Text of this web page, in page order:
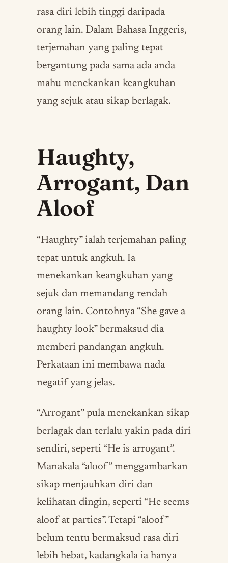
rasa diri lebih tinggi daripada
orang lain. Dalam Bahasa Inggeris,
terjemahan yang paling tepat
bergantung pada sama ada anda
mahu menekankan keangkuhan
yang sejuk atau sikap berlagak.
Haughty,
Arrogant, Dan
Aloof
“Haughty” ialah terjemahan paling
tepat untuk angkuh. Ia
menekankan keangkuhan yang
sejuk dan memandang rendah
orang lain. Contohnya “She gave a
haughty look” bermaksud dia
memberi pandangan angkuh.
Perkataan ini membawa nada
negatif yang jelas.
“Arrogant” pula menekankan sikap
berlagak dan terlalu yakin pada diri
sendiri, seperti “He is arrogant”.
Manakala “aloof” menggambarkan
sikap menjauhkan diri dan
kelihatan dingin, seperti “He seems
aloof at parties”. Tetapi “aloof”
belum tentu bermaksud rasa diri
lebih hebat, kadangkala ia hanya